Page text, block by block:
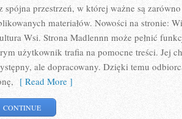
spójna przestrzeń, w której ważne są
materiałów. Nowości na stronie:
Wsi. Strona Madlennn może pełnić
użytkownik trafia na pomocne treści. Jej
ale dopracowany. Dzięki temu
[ Read More ]
CONTINUE